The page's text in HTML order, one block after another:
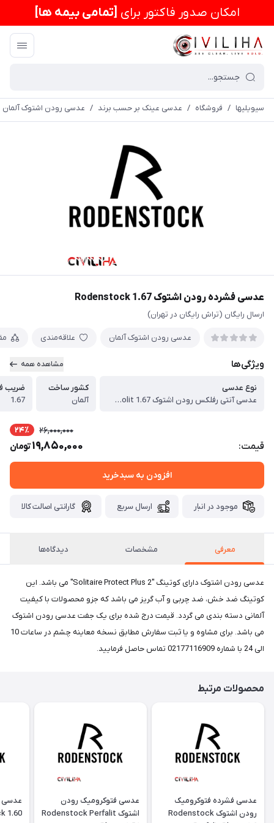
امكان صدور فاکتور برای [تمامی بیمه ها]
سیویلیها / فروشگاه / عدسی عینک بر حسب برند / عدسی رودن اشتوک آلمان
عدسی فشرده رودن اشتوک Rodenstock 1.67
ارسال رایگان (تراش رایگان در تهران)
عدسی رودن اشتوک آلمان علاقه‌مندی
ویژگی‌ها مشاهده همه
نوع عدسی
عدسی آنتی رفلکس رودن اشتوک Rodenstock Cosmolit 1.67
کشور ساخت
آلمان
ضریب
1.67
قیمت:
26,000,000 24٪
19,850,000تومان
افزودن به سبدخرید
موجود در انبار ارسال سریع گارانتی اصالت کالا
معرفی مشخصات دیدگاه‌ها
عدسی رودن اشتوک دارای کوتینگ "Solitaire Protect Plus 2" می باشد. این
کوتینگ ضد خش، ضد چربی و آب گریز می باشد که جزو محصولات با کیفیت
آلمانی دسته بندی می گردد. قیمت درج شده برای یک جفت عدسی رودن اشتوک
می باشد. برای مشاوه و یا ثبت سفارش مطابق نسخه معاینه چشم در ساعات 10
الی 24 با شماره 02177116909 تماس حاصل فرمایید.
محصولات مرتبط
عدسی فشرده فتوکرومیک
رودن اشتوک Rodenstock
عدسی فتوکرومیک رودن
اشتوک Rodenstock Perfalit
عدسی
1.60